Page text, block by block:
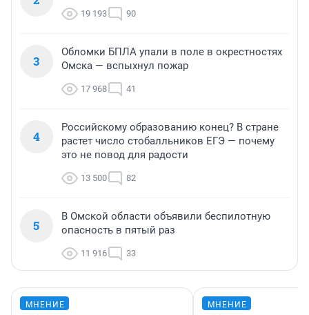
19 193 90
3
Обломки БПЛА упали в поле в окрестностях
Омска — вспыхнул пожар
17 968 41
4
Российскому образованию конец? В стране
растет число стобалльников ЕГЭ — почему
это не повод для радости
13 500 82
5
В Омской области объявили беспилотную
опасность в пятый раз
11 916 33
МНЕНИЕ МНЕНИЕ